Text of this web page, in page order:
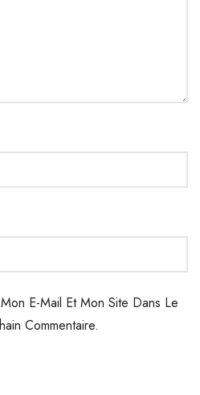
E-Mail Et Mon Site Dans Le
Commentaire.